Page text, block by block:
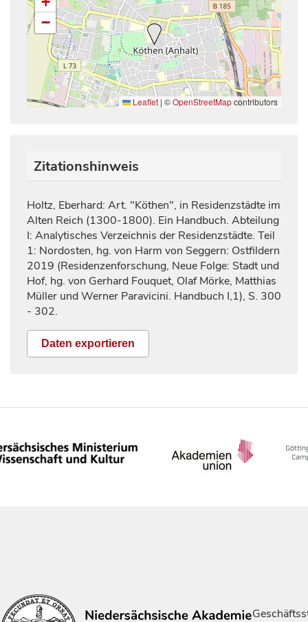
−
Leaflet| ©OpenStreetMapcontributors
Zitationshinweis
Holtz, Eberhard: Art. "Köthen", in Residenzstädte im
Alten Reich (1300-1800). Ein Handbuch. Abteilung
I: Analytisches Verzeichnis der Residenzstädte. Teil
1: Nordosten, hg. von Harm von Seggern: Ostfildern
2019 (Residenzenforschung, Neue Folge: Stadt und
Hof, hg. von Gerhard Fouquet, Olaf Mörke, Matthias
Müller und Werner Paravicini. Handbuch I,1), S. 300
- 302.
Daten exportieren